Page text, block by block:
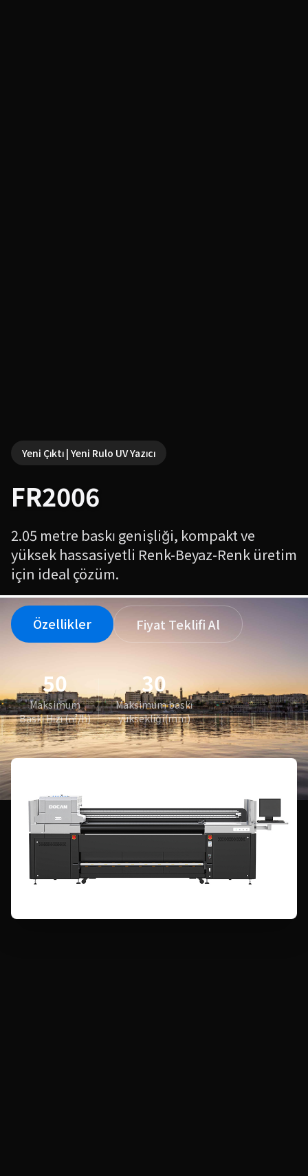
Yeni Çıktı | Yeni Rulo UV Yazıcı
FR2006
2.05 metre baskı genişliği, kompakt ve
yüksek hassasiyetli Renk-Beyaz-Renk üretim
için ideal çözüm.
Özellikler Fiyat Teklifi Al
50
Maksimum
Baskı Hızı (㎡/h)
30
Maksimum baskı
yüksekliği(mm)